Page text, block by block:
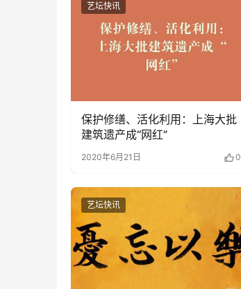
艺坛快讯
保护修缮、活化利用：上海大批
建筑遗产成“网红”
2020年6月21日 0
艺坛快讯